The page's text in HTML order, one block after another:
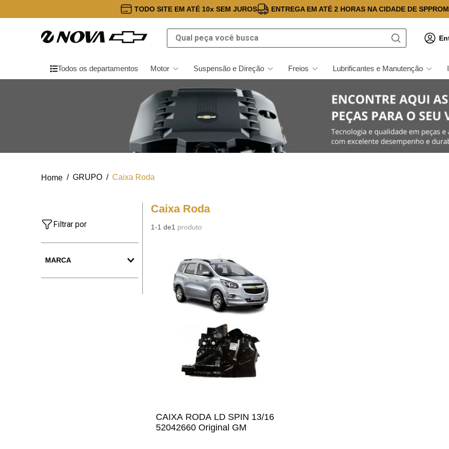
TODO SITE EM ATÉ 10x SEM JUROS ENTREGA EM ATÉ 2 HORAS NA CIDADE DE SP
Qual peça você busca
Todos os departamentos Motor Suspensão e Direção Freios Lubrificantes e Manutenção
GRUPO Caixa Roda
MARCA
Caixa Roda
1-1 de1 produto
CAIXA RODA LD SPIN 13/16
52042660 Original GM